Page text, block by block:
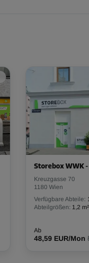
Storebox WWK
Kreuzgasse 70
1180 Wien
Verfügbare Abteile:
Abteilgrößen: 1,2 m²
Ab
48,59 EUR/Mon